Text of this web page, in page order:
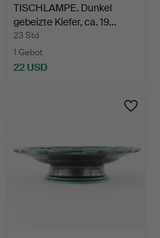
TISCHLAMPE. Dunkel
gebeizte Kiefer, ca. 19…
23 Std
1 Gebot
22 USD